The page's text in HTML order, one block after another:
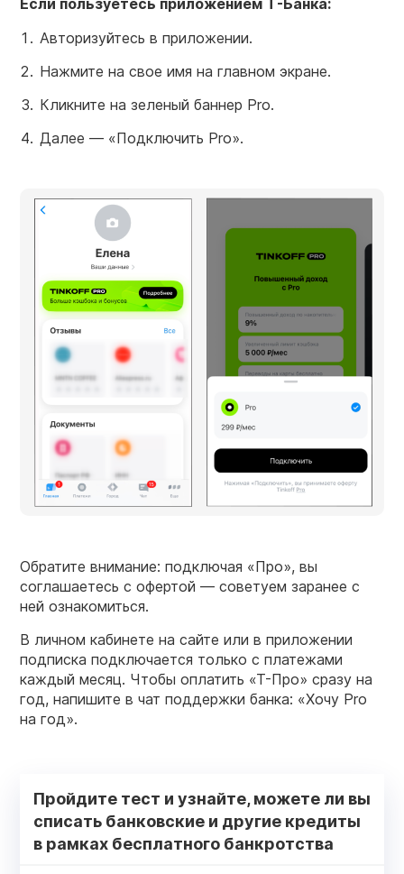
Авторизуйтесь в приложении.
Нажмите на свое имя на главном экране.
Кликните на зеленый баннер Pro.
Далее — «Подключить Pro».
Обратите внимание: подключая «Про», вы
соглашаетесь с офертой — советуем заранее с
ней ознакомиться.
В личном кабинете на сайте или в приложении
подписка подключается только с платежами
каждый месяц. Чтобы оплатить «Т-Про» сразу на
год, напишите в чат поддержки банка: «Хочу Pro
на год».
Пройдите тест и узнайте, можете ли вы
списать банковские и другие кредиты
в рамках бесплатного банкротства